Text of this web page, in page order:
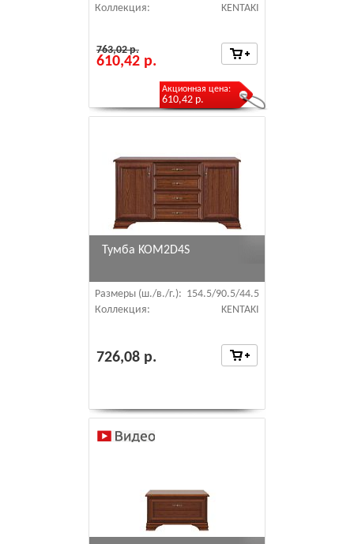
Акционная цена:
610,42 р.
Коллекция:
KENTAKI
763,02 р.
610,42 р.
Тумба KOM2D4S
Размеры (ш./в./г.): 154.5/90.5/44.5
Коллекция:
KENTAKI
726,08 р.